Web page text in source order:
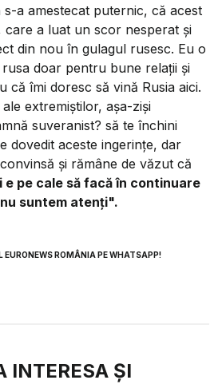
a amestecat puternic, că acest
care a luat un scor nesperat și
din nou în gulagul rusesc. Eu o
doar pentru bune relații și
că îmi doresc să vină Rusia aici.
extremiștilor, așa-ziși
suveranist? să te închini
dovedit aceste ingerințe, dar
și rămâne de văzut că
e pe cale să facă în continuare
suntem atenți".
EURONEWS ROMÂNIA PE WHATSAPP!
INTERESA ȘI